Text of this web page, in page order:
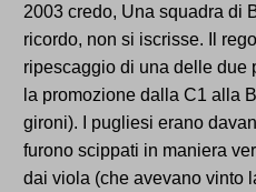
2003 credo, Una squadra di
ricordo, non si iscrisse. Il
ripescaggio di una delle due
la promozione dalla C1 alla
gironi). I pugliesi erano
furono scippati in maniera
dai viola (che avevano vinto